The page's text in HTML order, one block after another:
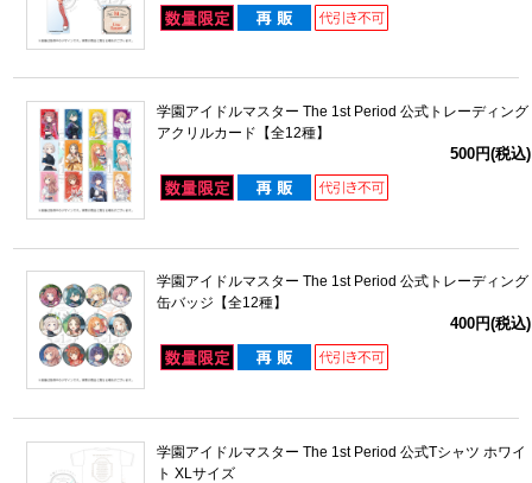
学園アイドルマスター The 1st Period 公式トレーディング
アクリルカード【全12種】
500円(税込)
学園アイドルマスター The 1st Period 公式トレーディング
缶バッジ【全12種】
400円(税込)
学園アイドルマスター The 1st Period 公式Tシャツ ホワイ
ト XLサイズ